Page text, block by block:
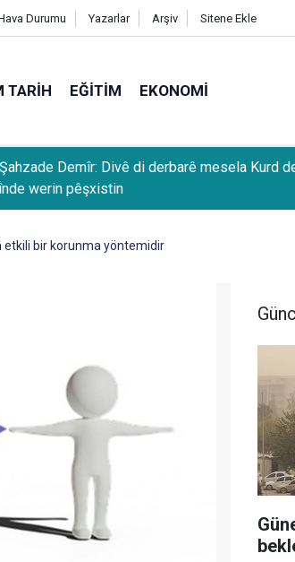
Durumu Yazarlar Arşiv Sitene Ekle
TARIH EĞITIM EKONOMI
kompleksa êtîman çêdike
bir korunma yöntemidir